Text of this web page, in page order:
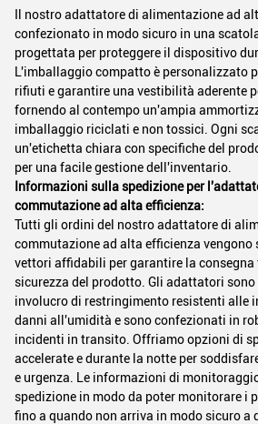
Il nostro adattatore di alimentazione ad
confezionato in modo sicuro in una
progettata per proteggere il dispositivo
L'imballaggio compatto è personalizzato
rifiuti e garantire una vestibilità aderente
fornendo al contempo un'ampia
imballaggio riciclati e non tossici. Ogni
un'etichetta chiara con specifiche del
per una facile gestione dell'inventario.
Informazioni sulla spedizione per
commutazione ad alta efficienza:
Tutti gli ordini del nostro adattatore di
commutazione ad alta efficienza
vettori affidabili per garantire la consegna
sicurezza del prodotto. Gli adattatori
involucro di restringimento resistenti alle
danni all'umidità e sono confezionati in
incidenti in transito. Offriamo opzioni di
accelerate e durante la notte per
e urgenza. Le informazioni di
spedizione in modo da poter monitorare i
fino a quando non arriva in modo sicuro a